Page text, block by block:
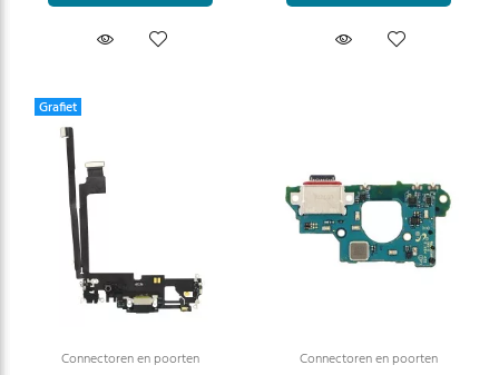
Grafiet
Connectoren en poorten Connectoren en poorten